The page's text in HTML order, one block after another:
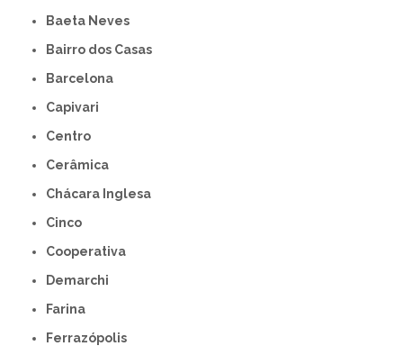
Baeta Neves
Bairro dos Casas
Barcelona
Capivari
Centro
Cerâmica
Chácara Inglesa
Cinco
Cooperativa
Demarchi
Farina
Ferrazópolis